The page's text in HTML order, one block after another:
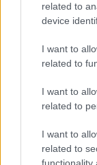
related to
device
I want to
related to
I want to
related to
I want to
related to
Ωστόσο,
πιο σκληρή